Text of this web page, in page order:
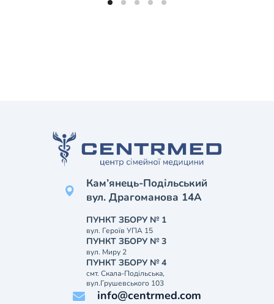
Кам’янець-Подільський
вул. Драгоманова 14А
ПУНКТ ЗБОРУ № 1
вул. Героїв УПА 15
ПУНКТ ЗБОРУ № 3
вул. Миру 2
ПУНКТ ЗБОРУ № 4
смт. Скала-Подільська,
вул.Грушевського 103
info@centrmed.com